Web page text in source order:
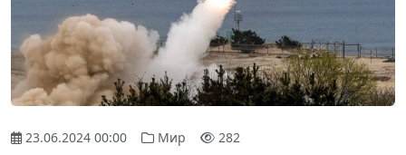
23.06.2024 00:00 Мир 282